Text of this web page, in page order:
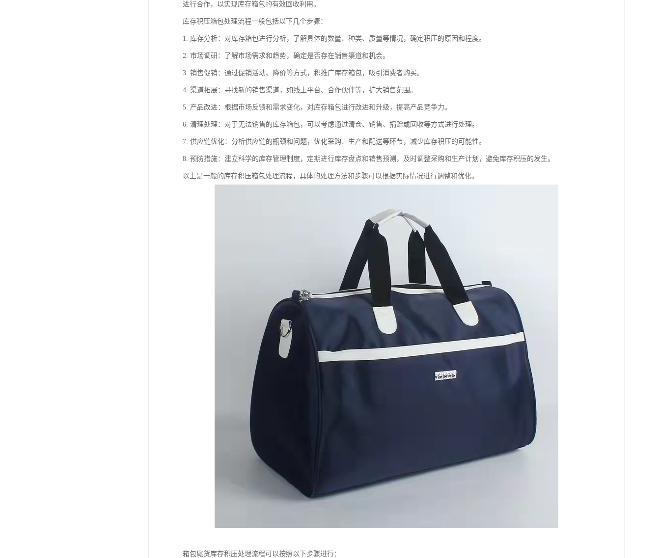
进行合作，以实现库存箱包的有效回收利用。
库存积压箱包处理流程一般包括以下几个步骤：
1. 库存分析：对库存箱包进行分析，了解具体的数量、种类、质量等情况，确定积压的原因和程度。
2. 市场调研：了解市场需求和趋势，确定是否存在销售渠道和机会。
3. 销售促销：通过促销活动、降价等方式，积推广库存箱包，吸引消费者购买。
4. 渠道拓展：寻找新的销售渠道，如线上平台、合作伙伴等，扩大销售范围。
5. 产品改进：根据市场反馈和需求变化，对库存箱包进行改进和升级，提高产品竞争力。
6. 清理处理：对于无法销售的库存箱包，可以考虑通过清仓、销售、捐赠或回收等方式进行处理。
7. 供应链优化：分析供应链的瓶颈和问题，优化采购、生产和配送等环节，减少库存积压的可能性。
8. 预防措施：建立科学的库存管理制度，定期进行库存盘点和销售预测，及时调整采购和生产计划，避免库存积压的发生。
以上是一般的库存积压箱包处理流程，具体的处理方法和步骤可以根据实际情况进行调整和优化。
箱包尾货库存积压处理流程可以按照以下步骤进行：